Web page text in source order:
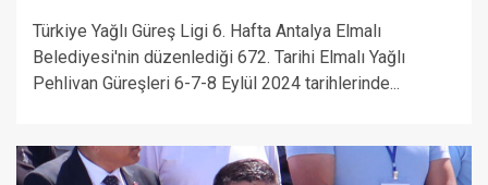
Türkiye Yağlı Güreş Ligi 6. Hafta Antalya Elmalı
Belediyesi'nin düzenlediği 672. Tarihi Elmalı Yağlı
Pehlivan Güreşleri 6-7-8 Eylül 2024 tarihlerinde...